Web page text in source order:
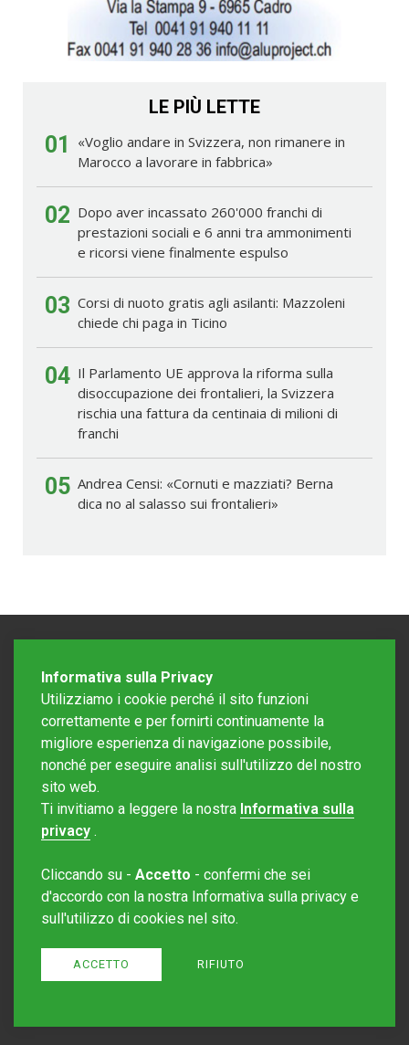
LE PIÙ LETTE
01
«Voglio andare in Svizzera, non rimanere in
Marocco a lavorare in fabbrica»
02 Dopo aver incassato 260'000 franchi di
prestazioni sociali e 6 anni tra ammonimenti
e ricorsi viene finalmente espulso
03 Corsi di nuoto gratis agli asilanti: Mazzoleni
chiede chi paga in Ticino
04 Il Parlamento UE approva la riforma sulla
disoccupazione dei frontalieri, la Svizzera
rischia una fattura da centinaia di milioni di
franchi
05 Andrea Censi: «Cornuti e mazziati? Berna
dica no al salasso sui frontalieri»
Editore Rotostampa SA
Sito creato daRedesign
Informativa sulla Privacy
Utilizziamo i cookie perché il sito funzioni
correttamente e per fornirti continuamente la
migliore esperienza di navigazione possibile,
nonché per eseguire analisi sull'utilizzo del nostro
sito web.
Ti invitiamo a leggere la nostra Informativa sulla
privacy .
Cliccando su - Accetto - confermi che sei
d'accordo con la nostra Informativa sulla privacy e
sull'utilizzo di cookies nel sito.
ACCETTO RIFIUTO